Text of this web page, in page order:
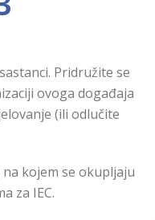
Pridružite se
ovoga događaja
(ili odlučite
na kojem se okupljaju
za IEC.